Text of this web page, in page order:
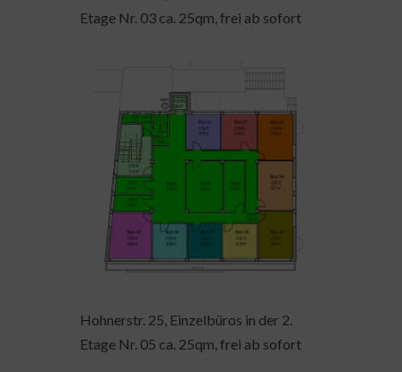
Etage Nr. 03 ca. 25qm, frei ab sofort
Hohnerstr. 25, Einzelbüros in der 2.
Etage Nr. 05 ca. 25qm, frei ab sofort